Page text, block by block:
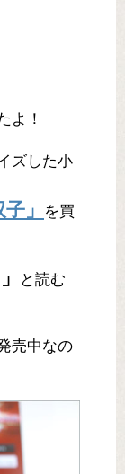
よ！
ズした小
」
を買
と読む
売中なの